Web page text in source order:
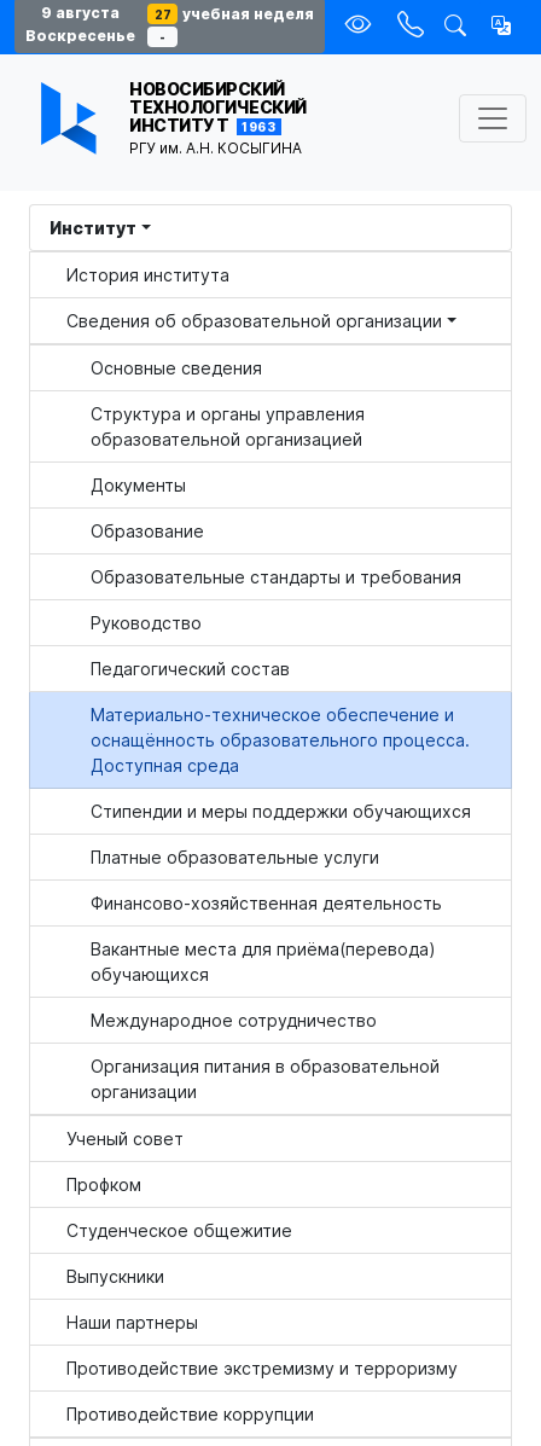
9 августа 27
учебная неделя
Воскресенье
-
НОВОСИБИРСКИЙ
ТЕХНОЛОГИЧЕСКИЙ
ИНСТИТУТ
1963
РГУ им. А.Н. КОСЫГИНА
Институт
История института
Сведения об образовательной организации
Основные сведения
Структура и органы управления
образовательной организацией
Документы
Образование
Образовательные стандарты и требования
Руководство
Педагогический состав
Материально-техническое обеспечение и
оснащённость образовательного процесса.
Доступная среда
Стипендии и меры поддержки обучающихся
Платные образовательные услуги
Финансово-хозяйственная деятельность
Вакантные места для приёма(перевода)
обучающихся
Международное сотрудничество
Организация питания в образовательной
организации
Ученый совет
Профком
Студенческое общежитие
Выпускники
Наши партнеры
Противодействие экстремизму и терроризму
Противодействие коррупции